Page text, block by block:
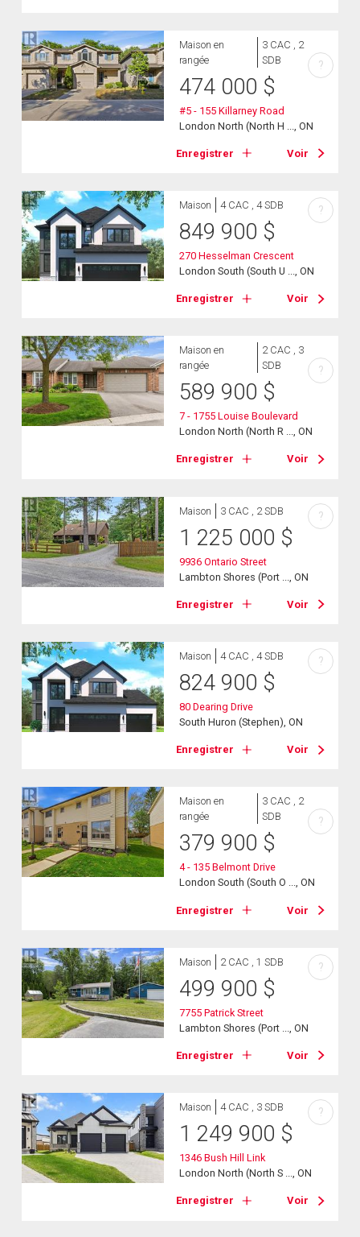
Maison en
rangée
3 CAC , 2
SDB
474 000 $
#5 - 155 Killarney Road
London North (North H ..., ON
Enregistrer Voir
?
Maison 4 CAC , 4 SDB
849 900 $
270 Hesselman Crescent
London South (South U ..., ON
Enregistrer Voir
?
Maison en
rangée
2 CAC , 3
SDB
589 900 $
7 - 1755 Louise Boulevard
London North (North R ..., ON
Enregistrer Voir
?
Maison 3 CAC , 2 SDB
1 225 000 $
9936 Ontario Street
Lambton Shores (Port ..., ON
Enregistrer Voir
?
Maison 4 CAC , 4 SDB
824 900 $
80 Dearing Drive
South Huron (Stephen), ON
Enregistrer Voir
?
Maison en
rangée
3 CAC , 2
SDB
379 900 $
4 - 135 Belmont Drive
London South (South O ..., ON
Enregistrer Voir
?
Maison 2 CAC , 1 SDB
499 900 $
7755 Patrick Street
Lambton Shores (Port ..., ON
Enregistrer Voir
?
Maison 4 CAC , 3 SDB
1 249 900 $
1346 Bush Hill Link
London North (North S ..., ON
Enregistrer Voir
?